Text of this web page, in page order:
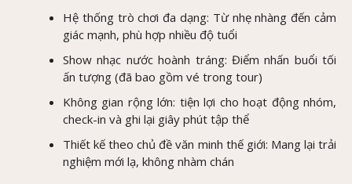
Hệ thống trò chơi đa dạng: Từ nhẹ nhàng đến cảm
giác mạnh, phù hợp nhiều độ tuổi
Show nhạc nước hoành tráng: Điểm nhấn buổi tối
ấn tượng (đã bao gồm vé trong tour)
Không gian rộng lớn: tiện lợi cho hoạt động nhóm,
check-in và ghi lại giây phút tập thể
Thiết kế theo chủ đề văn minh thế giới: Mang lại trải
nghiệm mới lạ, không nhàm chán